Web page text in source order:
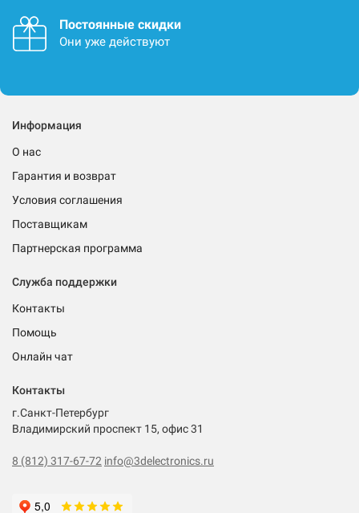
Постоянные скидки
Они уже действуют
Информация
О нас
Гарантия и возврат
Условия соглашения
Поставщикам
Партнерская программа
Служба поддержки
Контакты
Помощь
Онлайн чат
Контакты
г.Санкт-Петербург
Владимирский проспект 15, офис 31
8 (812) 317-67-72 info@3delectronics.ru